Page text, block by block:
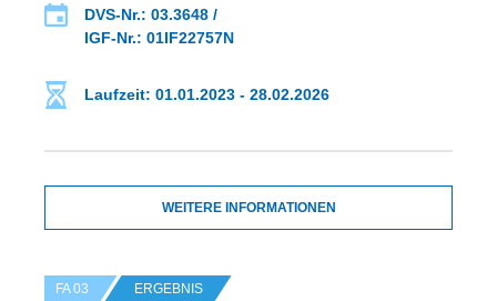
DVS-Nr.: 03.3648 /
IGF-Nr.: 01IF22757N
Laufzeit: 01.01.2023 - 28.02.2026
WEITERE INFORMATIONEN
FA 03 ERGEBNIS